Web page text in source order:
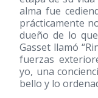
alma fue
prácticamente
dueño de lo
Gasset llamó
fuerzas
yo, una
bello y lo